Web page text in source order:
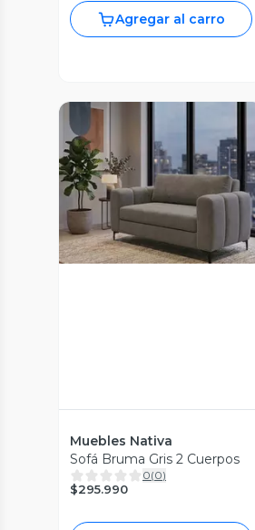
Agregar al carro
Vista Previa
Muebles Nativa
Sofá Bruma Gris 2 Cuerpos
0(0)
$295.990